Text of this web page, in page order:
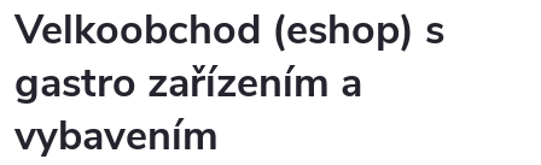
Velkoobchod (eshop) s
gastro zařízením a
vybavením